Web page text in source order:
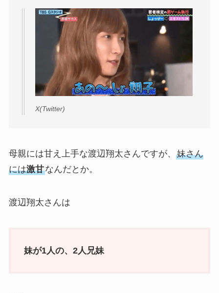
X(Twitter)
母親には甘え上手な渡辺翔太さんですが、 妹さん
には激甘なんだとか。
渡辺翔太さんは
妹が1人の、2人兄妹